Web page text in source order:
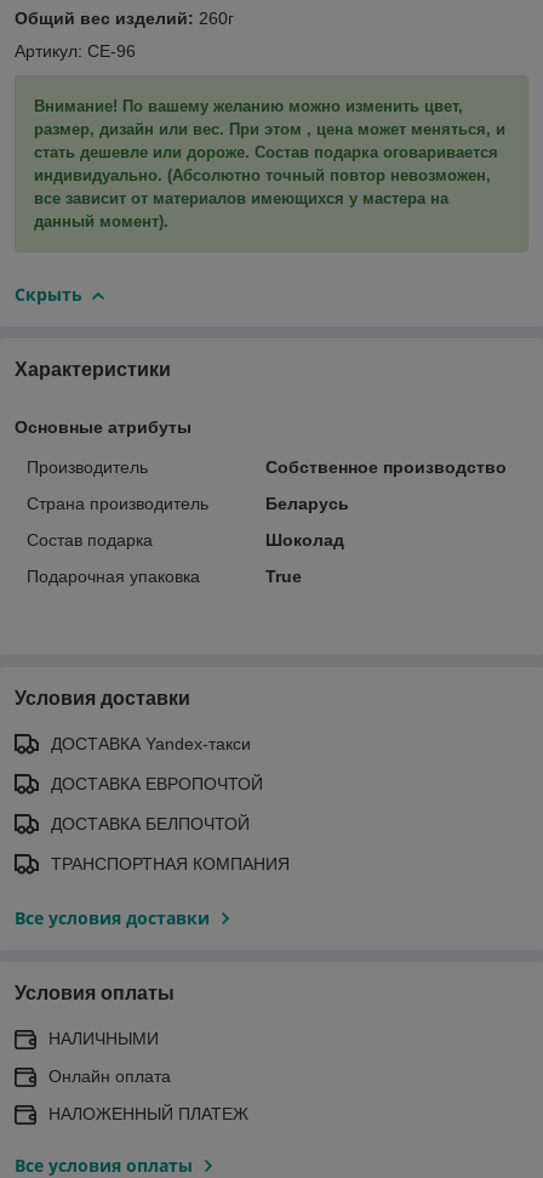
Общий вес изделий: 260г
Артикул: СЕ-96
Внимание! По вашему желанию можно изменить цвет,
размер, дизайн или вес. При этом , цена может меняться, и
стать дешевле или дороже. Состав подарка оговаривается
индивидуально. (Абсолютно точный повтор невозможен,
все зависит от материалов имеющихся у мастера на
данный момент).
Скрыть
Характеристики
Основные атрибуты
Производитель
Собственное производство
Страна производитель
Беларусь
Состав подарка
Шоколад
Подарочная упаковка
True
Условия доставки
ДОСТАВКА Yandex-такси
ДОСТАВКА ЕВРОПОЧТОЙ
ДОСТАВКА БЕЛПОЧТОЙ
ТРАНСПОРТНАЯ КОМПАНИЯ
Все условия доставки
Условия оплаты
НАЛИЧНЫМИ
Онлайн оплата
НАЛОЖЕННЫЙ ПЛАТЕЖ
Все условия оплаты